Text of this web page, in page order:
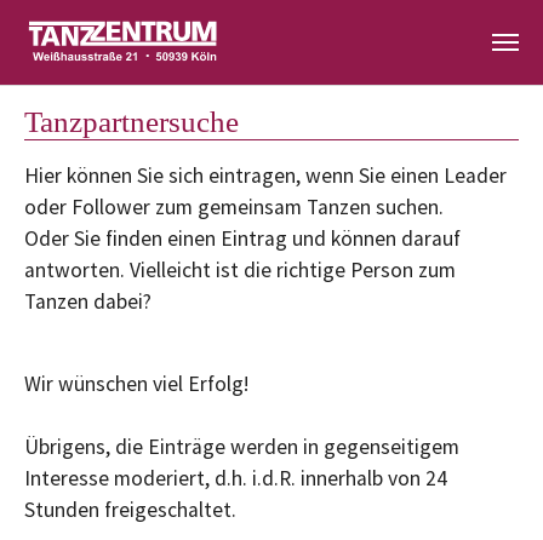
Tanzpartnersuche
Hier können Sie sich eintragen, wenn Sie einen Leader
oder Follower zum gemeinsam Tanzen suchen.
Oder Sie finden einen Eintrag und können darauf
antworten. Vielleicht ist die richtige Person zum
Tanzen dabei?
Wir wünschen viel Erfolg!
Übrigens, die Einträge werden in gegenseitigem
Interesse moderiert, d.h. i.d.R. innerhalb von 24
Stunden freigeschaltet.